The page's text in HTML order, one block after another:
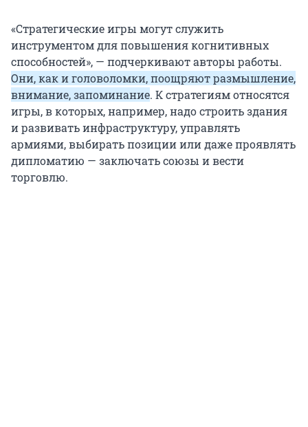
«Стратегические игры могут служить
инструментом для повышения когнитивных
способностей», — подчеркивают авторы работы.
Они, как и головоломки, поощряют размышление,
внимание, запоминание. К стратегиям относятся
игры, в которых, например, надо строить здания
и развивать инфраструктуру, управлять
армиями, выбирать позиции или даже проявлять
дипломатию — заключать союзы и вести
торговлю.